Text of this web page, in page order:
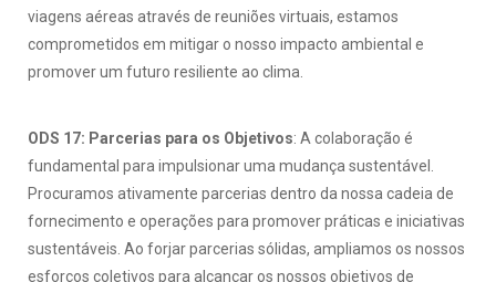
viagens aéreas através de reuniões virtuais, estamos
comprometidos em mitigar o nosso impacto ambiental e
promover um futuro resiliente ao clima.
ODS 17: Parcerias para os Objetivos: A colaboração é
fundamental para impulsionar uma mudança sustentável.
Procuramos ativamente parcerias dentro da nossa cadeia de
fornecimento e operações para promover práticas e iniciativas
sustentáveis. Ao forjar parcerias sólidas, ampliamos os nossos
esforços coletivos para alcançar os nossos objetivos de